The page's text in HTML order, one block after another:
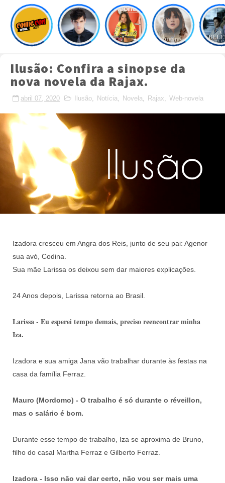
Ilusão: Confira a sinopse da
nova novela da Rajax.
abril 07, 2020 Ilusão Notícia Novela Rajax Web-novela
Izadora cresceu em Angra dos Reis, junto de seu pai: Agenor
sua avó, Codina.
Sua mãe Larissa os deixou sem dar maiores explicações.
24 Anos depois, Larissa retorna ao Brasil.
Larissa - Eu esperei tempo demais, preciso reencontrar minha
Iza.
Izadora e sua amiga Jana vão trabalhar durante às festas na
casa da família Ferraz.
Mauro (Mordomo) - O trabalho é só durante o réveillon,
mas o salário é bom.
Durante esse tempo de trabalho, Iza se aproxima de Bruno,
filho do casal Martha Ferraz e Gilberto Ferraz.
Izadora - Isso não vai dar certo, não vou ser mais uma
Crafted with by TemplatesYard| Distributed by
MyBloggerThemes